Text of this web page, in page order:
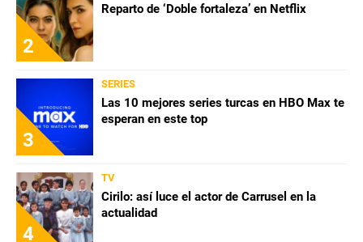
compañía perteneciente a Better Collective.
2
Reparto de ‘Doble fortaleza’ en Netflix
3
SERIES
Las 10 mejores series turcas en HBO Max te
esperan en este top
4
TV
Cirilo: así luce el actor de Carrusel en la
actualidad